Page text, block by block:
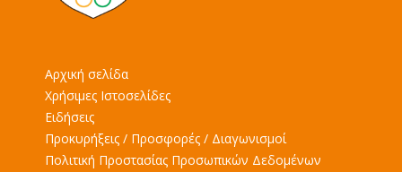
Αρχική σελίδα
Χρήσιμες Ιστοσελίδες
Ειδήσεις
Προκυρήξεις / Προσφορές / Διαγωνισμοί
Πολιτική Προστασίας Προσωπικών Δεδομένων